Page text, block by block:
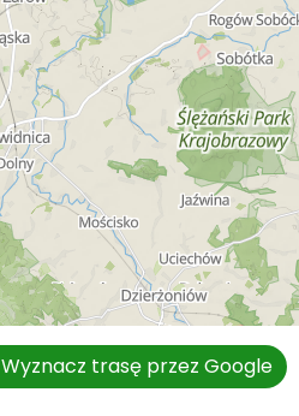
Wyznacz trasę przez Google